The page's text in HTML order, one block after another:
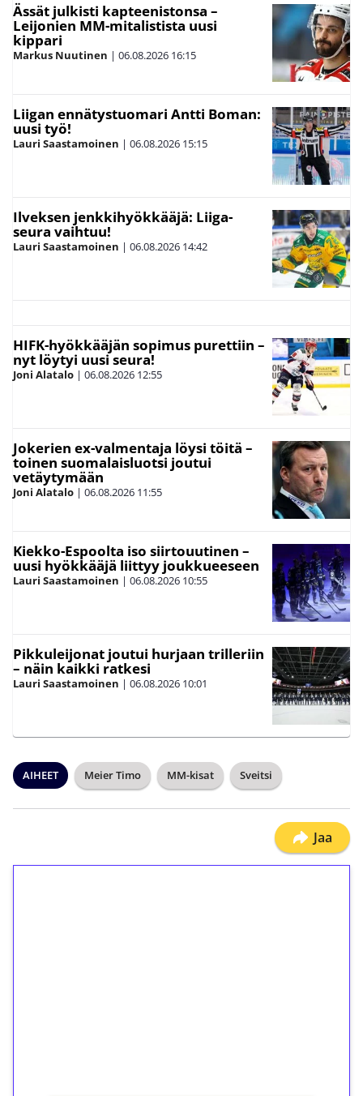
Ässät julkisti kapteenistonsa –
Leijonien MM-mitalistista uusi
kippari
Markus Nuutinen | 06.08.2026 16:15
Liigan ennätystuomari Antti Boman:
uusi työ!
Lauri Saastamoinen | 06.08.2026 15:15
Ilveksen jenkkihyökkääjä: Liiga-
seura vaihtuu!
Lauri Saastamoinen | 06.08.2026 14:42
HIFK-hyökkääjän sopimus purettiin –
nyt löytyi uusi seura!
Joni Alatalo | 06.08.2026 12:55
Jokerien ex-valmentaja löysi töitä –
toinen suomalaisluotsi joutui
vetäytymään
Joni Alatalo | 06.08.2026 11:55
Kiekko-Espoolta iso siirtouutinen –
uusi hyökkääjä liittyy joukkueeseen
Lauri Saastamoinen | 06.08.2026 10:55
Pikkuleijonat joutui hurjaan trilleriin
– näin kaikki ratkesi
Lauri Saastamoinen | 06.08.2026 10:01
AIHEET Meier Timo MM-kisat Sveitsi
Jaa